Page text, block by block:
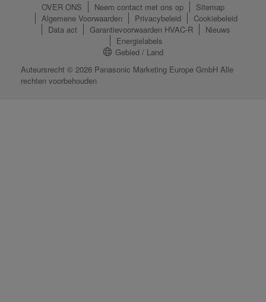
OVER ONS
Neem contact met ons op
Sitemap
Algemene Voorwaarden
Privacybeleid
Cookiebeleid
Data act
Garantievoorwaarden HVAC-R
Nieuws
Energielabels
Gebied / Land
Auteursrecht © 2026 Panasonic Marketing Europe GmbH Alle
rechten voorbehouden